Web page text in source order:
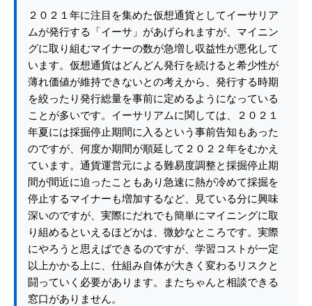
２０２１年に注目を集めた仮想通貨としてイーサリア
ムが発行する「イーサ」があげられますが、マイニン
グに取り組むマイナーの数が急増し収益性が悪化して
います。仮想通貨はどんどん発行を続けると希少性が
薄れ価値が維持できないとの考えから、発行する時期
を絞ったり発行総量を事前に定めるようになっている
ことが多いです。イーサリアムに関しては、２０２１
年夏には採掘停止期間に入るという事前告知もあった
のですが、何度か期間が順延して２０２２年をむかえ
ています。通貨運営元による難易度調整と採掘停止期
間が間近に迫ったこともあり急速に熱が冷めて採掘を
停止するマイナーも増加するなど、見ている分に興味
深いのですが、実際にだれでも簡単にマイニングに取
り組めるといえるほどかは、微妙なところです。実際
にやろうと思えばできるのですが、学習コストが一定
以上かかる上に、仕組み自体が大きく変わるリスクと
闘っていく必要があります。またちゃんと相談できる
窓口がありません。